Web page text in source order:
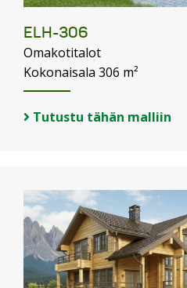
ELH-306
Omakotitalot
Kokonaisala 306 m²
Tutustu tähän malliin